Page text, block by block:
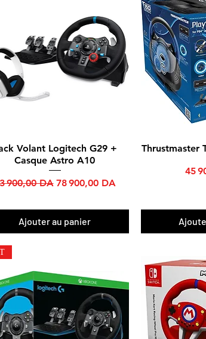
Aperçu rapide
Volant Logitech G29 +
Casque Astro A10
original
900,00 DA Prix promotionnel
78 900,00 DA
Ajouter au panier
Thrustmaster
Prix
45